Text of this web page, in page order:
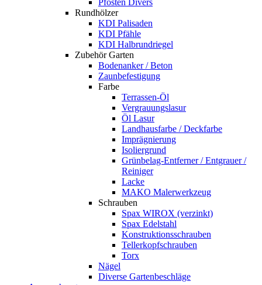
Rundhölzer
KDI Palisaden
KDI Pfähle
KDI Halbrundriegel
Zubehör Garten
Bodenanker / Beton
Zaunbefestigung
Farbe
Terrassen-Öl
Vergrauungslasur
Öl Lasur
Landhausfarbe / Deckfarbe
Imprägnierung
Isoliergrund
Grünbelag-Entferner / Entgrauer /
Reiniger
Lacke
MAKO Malerwerkzeug
Schrauben
Spax WIROX (verzinkt)
Spax Edelstahl
Konstruktionsschrauben
Tellerkopfschrauben
Torx
Nägel
Diverse Gartenbeschläge